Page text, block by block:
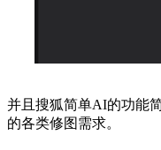
并且搜狐简单AI的功能
的各类修图需求。